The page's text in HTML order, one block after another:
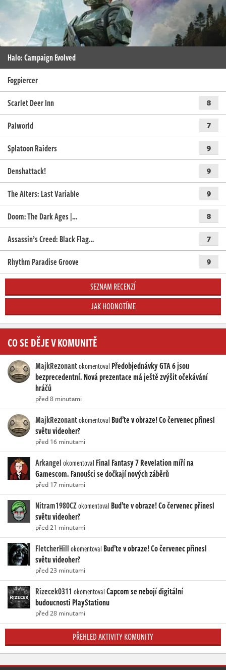
Halo: Campaign Evolved
Fogpiercer
Scarlet Deer Inn
8
Palworld 7
Splatoon Raiders 9
Denshattack! 9
The Alters: Last Variable 9
Doom: The Dark Ages |… 8
Assassin’s Creed: Black Flag… 7
Rhythm Paradise Groove 9
SEZNAM RECENZÍ
JAK HODNOTÍME
CO SE DĚJE V KOMUNITĚ
MajkRezonantokomentoval Předobjednávky GTA 6 jsou
bezprecedentní. Nová prezentace má ještě zvýšit očekávání
hráčů
před 8 minutami
MajkRezonantokomentoval Buďte v obraze! Co červenec přinesl
světu videoher?
před 16 minutami
Arkangelokomentoval Final Fantasy 7 Revelation míří na
Gamescom. Fanoušci se dočkají nových záběrů
před 17 minutami
Nitram1980CZokomentoval Buďte v obraze! Co červenec přinesl
světu videoher?
před 21 minutami
FletcherHillokomentoval Buďte v obraze! Co červenec přinesl
světu videoher?
před 23 minutami
Rizecek0311 okomentovalCapcom se nebojí digitální
budoucnosti PlayStationu
před 28 minutami
PŘEHLED AKTIVITY KOMUNITY